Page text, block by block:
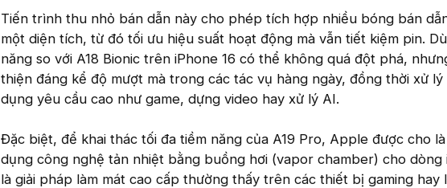
Tiến trình thu nhỏ bán dẫn này cho phép tích hợp nhiều bóng bán
một diện tích, từ đó tối ưu hiệu suất hoạt động mà vẫn tiết kiệm pin.
năng so với A18 Bionic trên iPhone 16 có thể không quá đột phá,
thiện đáng kể độ mượt mà trong các tác vụ hàng ngày, đồng thời xử
dụng yêu cầu cao như game, dựng video hay xử lý AI.
Đặc biệt, để khai thác tối đa tiềm năng của A19 Pro, Apple được cho
dụng công nghệ tản nhiệt bằng buồng hơi (vapor chamber) cho dòng
là giải pháp làm mát cao cấp thường thấy trên các thiết bị gaming hay